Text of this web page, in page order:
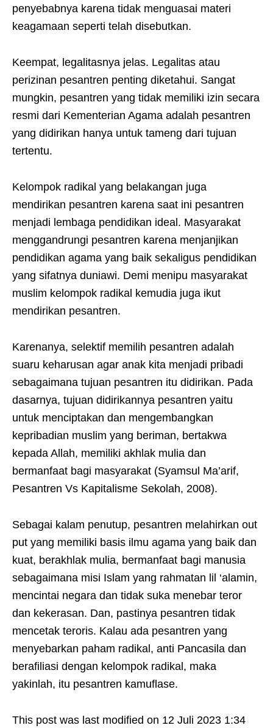
penyebabnya karena tidak menguasai materi
keagamaan seperti telah disebutkan.
Keempat, legalitasnya jelas. Legalitas atau
perizinan pesantren penting diketahui. Sangat
mungkin, pesantren yang tidak memiliki izin secara
resmi dari Kementerian Agama adalah pesantren
yang didirikan hanya untuk tameng dari tujuan
tertentu.
Kelompok radikal yang belakangan juga
mendirikan pesantren karena saat ini pesantren
menjadi lembaga pendidikan ideal. Masyarakat
menggandrungi pesantren karena menjanjikan
pendidikan agama yang baik sekaligus pendidikan
yang sifatnya duniawi. Demi menipu masyarakat
muslim kelompok radikal kemudia juga ikut
mendirikan pesantren.
Karenanya, selektif memilih pesantren adalah
suaru keharusan agar anak kita menjadi pribadi
sebagaimana tujuan pesantren itu didirikan. Pada
dasarnya, tujuan didirikannya pesantren yaitu
untuk menciptakan dan mengembangkan
kepribadian muslim yang beriman, bertakwa
kepada Allah, memiliki akhlak mulia dan
bermanfaat bagi masyarakat (Syamsul Ma’arif,
Pesantren Vs Kapitalisme Sekolah, 2008).
Sebagai kalam penutup, pesantren melahirkan out
put yang memiliki basis ilmu agama yang baik dan
kuat, berakhlak mulia, bermanfaat bagi manusia
sebagaimana misi Islam yang rahmatan lil ‘alamin,
mencintai negara dan tidak suka menebar teror
dan kekerasan. Dan, pastinya pesantren tidak
mencetak teroris. Kalau ada pesantren yang
menyebarkan paham radikal, anti Pancasila dan
berafiliasi dengan kelompok radikal, maka
yakinlah, itu pesantren kamuflase.
This post was last modified on 12 Juli 2023 1:34